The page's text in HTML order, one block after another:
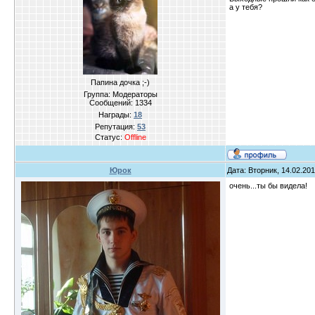
Папина дочка ;-)
Группа: Модераторы
Сообщений: 1334
Награды: 18
Репутация: 53
Статус: Offline
а у тебя?
Юрок Дата: Вторник,
очень...ты бы видела!